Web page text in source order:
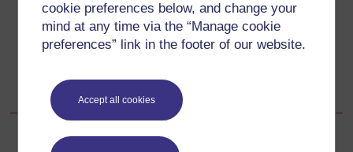
cookie preferences below, and change your
mind at any time via the “Manage cookie
preferences” link in the footer of our website.
Accept all cookies
Ressource 2: Jeux utilisant des aptitudes en numération
Suivant
Suivant
Ressource 4: Le jeu culturel africain